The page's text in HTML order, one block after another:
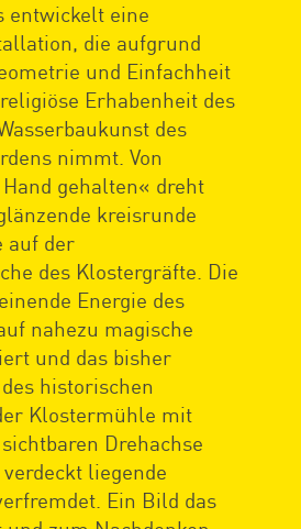
entwickelt eine
die aufgrund
und Einfachheit
Erhabenheit des
des
nimmt. Von
gehalten« dreht
kreisrunde
auf der
des Klostergräfte. Die
Energie des
nahezu magische
und das bisher
historischen
Klostermühle mit
Drehachse
liegende
Ein Bild das